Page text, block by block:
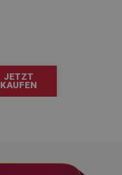
JETZT
KAUFEN